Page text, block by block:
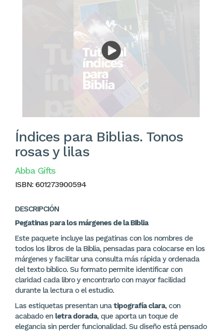
Índices para Biblias. Tonos
rosas y lilas
Abba Gifts
ISBN: 601273900594
DESCRIPCIÓN
Pegatinas para los márgenes de la Biblia
Este paquete incluye las pegatinas con los nombres de
todos los libros de la Biblia, pensadas para colocarse en los
márgenes y facilitar una consulta más rápida y ordenada
del texto bíblico. Su formato permite identificar con
claridad cada libro y encontrarlo con mayor facilidad
durante la lectura o el estudio.
Las estiquetas presentan unatipografía clara, con
acabado en letra dorada, que aporta un toque de
elegancia sin perder funcionalidad. Su diseño está pensado